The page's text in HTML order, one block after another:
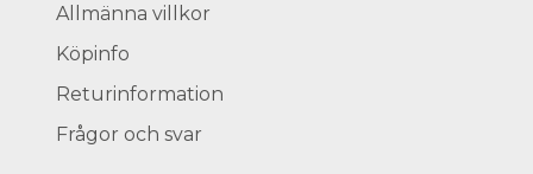
Allmänna villkor
Köpinfo
Returinformation
Frågor och svar